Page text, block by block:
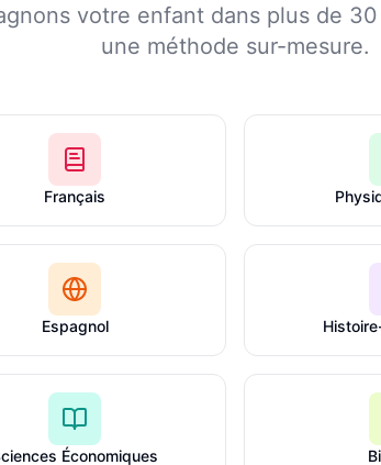
votre enfant dans plus de
une méthode sur-mesure.
Français
Espagnol
Économiques